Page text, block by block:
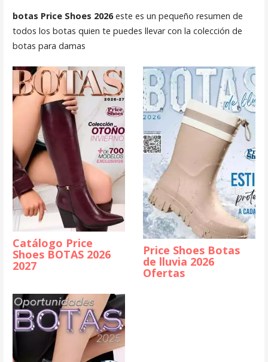
botas Price Shoes 2026este es un pequeño resumen de
todos los botas quien te puedes llevar con la colección de
botas para damas
Catálogo Price
Shoes BOTAS 2026
2027
Price Shoes Botas
de lluvia 2026
Ofertas